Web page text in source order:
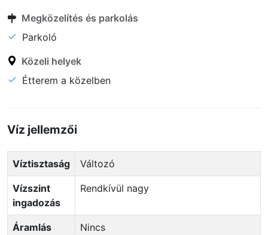
Megközelítés és parkolás
Parkoló
Közeli helyek
Étterem a közelben
Víz jellemzői
Víztisztaság Változó
Vízszint
ingadozás
Rendkívül nagy
Áramlás Nincs